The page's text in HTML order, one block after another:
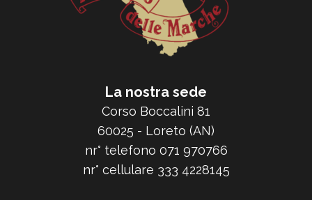
La nostra sede
Corso Boccalini 81
60025 - Loreto (AN)
nr° telefono 071 970766
nr° cellulare 333 4228145